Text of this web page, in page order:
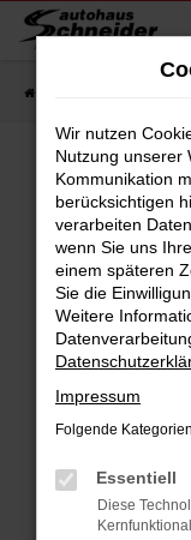
Zum
Fehler:
Beim Laden ist
Hier sind ein
Überprüfe
Laden
Prüfe
können das
verhindern.
Wir nutzen
Nutzung unserer
Kommunikation
berücksichtigen
verarbeiten
wenn Sie uns
einem späteren
Sie die
Weitere
Impressum
Folgende
Essentiell
Diese